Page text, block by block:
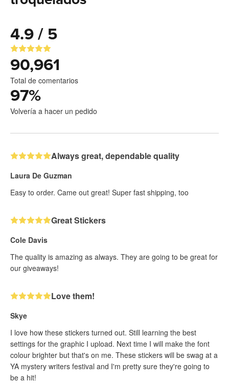
4.9 / 5
90,961
Total de comentarios
97%
Volvería a hacer un pedido
Always great, dependable quality
Laura De Guzman
Easy to order. Came out great! Super fast shipping, too
Great Stickers
Cole Davis
The quality is amazing as always. They are going to be great for
our giveaways!
Love them!
Skye
I love how these stickers turned out. Still learning the best
settings for the graphic I upload. Next time I will make the font
colour brighter but that's on me. These stickers will be swag at a
YA mystery writers festival and I'm pretty sure they're going to
be a hit!